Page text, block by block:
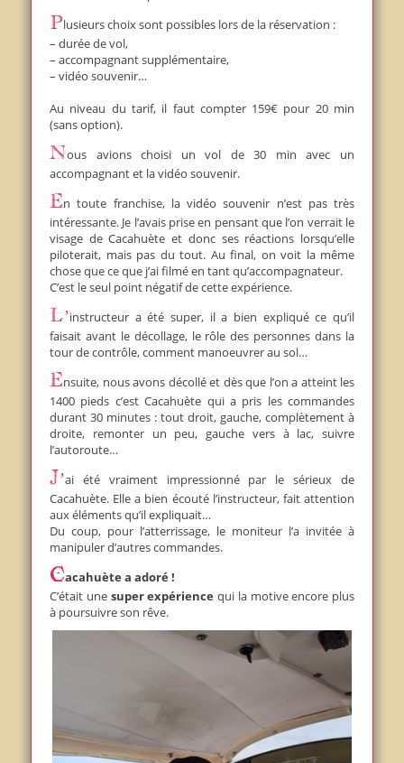
Plusieurs choix sont possibles lors de la réservation :
– durée de vol,
– accompagnant supplémentaire,
– vidéo souvenir…
Au niveau du tarif, il faut compter 159€ pour 20 min
(sans option).
Nous avions choisi un vol de 30 min avec un
accompagnant et la vidéo souvenir.
En toute franchise, la vidéo souvenir n’est pas très
intéressante. Je l’avais prise en pensant que l’on verrait le
visage de Cacahuète et donc ses réactions lorsqu’elle
piloterait, mais pas du tout. Au final, on voit la même
chose que ce que j’ai filmé en tant qu’accompagnateur.
C’est le seul point négatif de cette expérience.
L’instructeur a été super, il a bien expliqué ce qu’il
faisait avant le décollage, le rôle des personnes dans la
tour de contrôle, comment manoeuvrer au sol…
Ensuite, nous avons décollé et dès que l’on a atteint les
1400 pieds c’est Cacahuète qui a pris les commandes
durant 30 minutes : tout droit, gauche, complètement à
droite, remonter un peu, gauche vers à lac, suivre
l’autoroute…
J’ai été vraiment impressionné par le sérieux de
Cacahuète. Elle a bien écouté l’instructeur, fait attention
aux éléments qu’il expliquait…
Du coup, pour l’atterrissage, le moniteur l’a invitée à
manipuler d’autres commandes.
Cacahuète a adoré !
C’était une super expérience qui la motive encore plus
à poursuivre son rêve.